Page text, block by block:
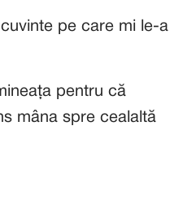
pe care mi le-a
pentru că
mâna spre cealaltă